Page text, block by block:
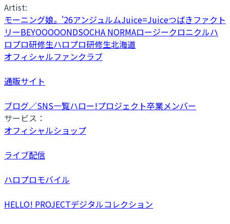
Artist:
モーニング娘。'26アンジュルムJuice=Juiceつばきファクト
リーBEYOOOOONDSOCHA NORMAロージークロニクルハ
ロプロ研修生ハロプロ研修生北海道
オフィシャルファンクラブ
通販サイト
ブログ／SNS一覧ハロー!プロジェクト卒業メンバー
サービス：
オフィシャルショップ
ライブ配信
ハロプロモバイル
HELLO! PROJECTデジタルコレクション